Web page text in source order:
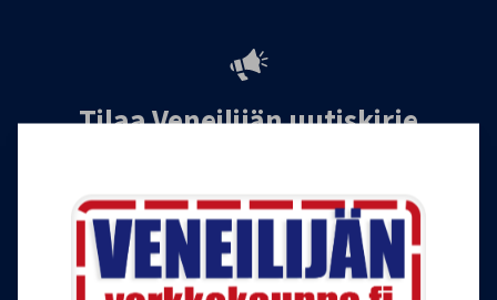
Tilaa Veneilijän uutiskirje
uutuustuotteista ja ajankohtaisista tarjouksista
ensimmäisten joukossa. Lähetämme 1-4
uutiskirjettä kuukaudessa. Voit perua uutiskirjeen
tilauksen milloin tahansa.